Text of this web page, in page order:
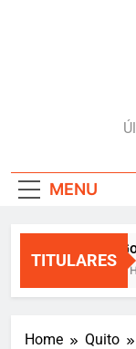
MENU
TITULARES
2
Home
Quito